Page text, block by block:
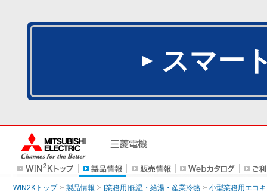
スマー
WIN2Kトップ 製品情報 [業務用]低温・給湯・産業冷熱 小型業務用エコ